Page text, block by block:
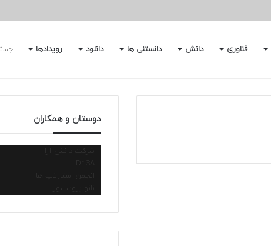
فناوری دانش دانستنی ها دانلود رویدادها
دوستان و همکاران
شرکت دانش آرا
انجمن استارتاپ ها
نانو پروسسور